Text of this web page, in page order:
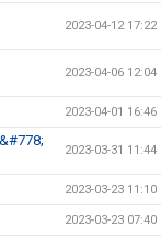
2023-04-12 17:22
2023-04-06 12:04
2023-04-01 16:46
2023-03-31 11:44
2023-03-23 11:10
2023-03-23 07:40